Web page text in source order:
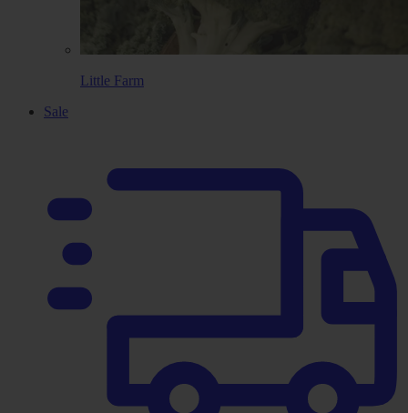
Little Farm
Sale